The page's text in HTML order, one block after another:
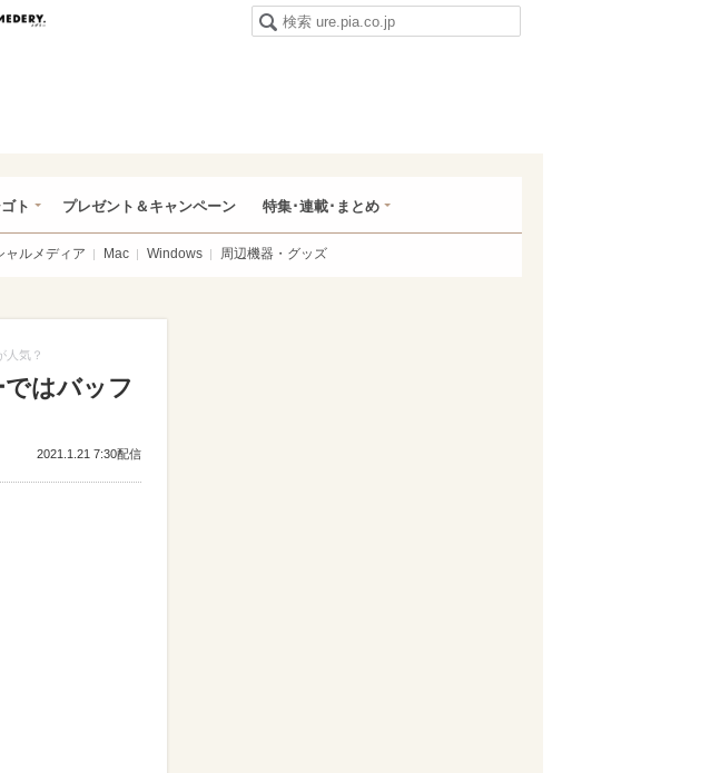
い肉
ト プレゼント＆キャンペーン 特集･連載･まとめ
ャルメディア Mac Windows 周辺機器・グッズ
人気？
はバッフ
2021.1.21 7:30配信